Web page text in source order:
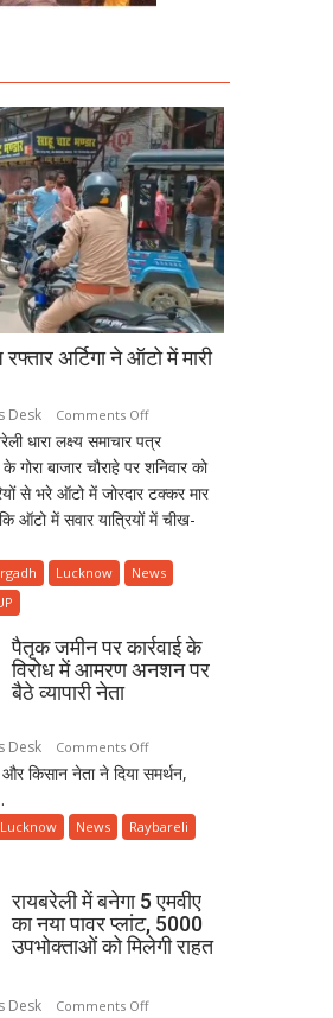
अर्टिगा ने ऑटो में मारी
Desk Comments Offon
गोरा
बाजार
चौराहे
पर
रफ्तार
ऑटो
में
घायल।
धारा लक्ष्य समाचार पत्र
गोरा बाजार चौराहे पर शनिवार को
से भरे ऑटो में जोरदार टक्कर मार
ऑटो में सवार यात्रियों में चीख-
Lucknow
News
पैतृक जमीन पर कार्रवाई के
विरोध में आमरण अनशन पर
बैठे व्यापारी नेता
Desk Comments Offon
पैतृक
पर
विरोध
में
आमरण
पर
किसान नेता ने दिया समर्थन,
Lucknow News
Raybareli
रायबरेली में बनेगा 5 एमवीए
का नया पावर प्लांट, 5000
उपभोक्ताओं को मिलेगी राहत
Desk Comments Offon